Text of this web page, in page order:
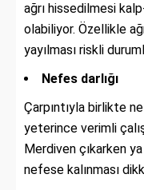
ağrı hissedilmesi
olabiliyor. Özellikle
yayılması riskli
Nefes darlığı
Çarpıntıyla birlikte
yeterince verimli
Merdiven çıkarken
nefese kalınması